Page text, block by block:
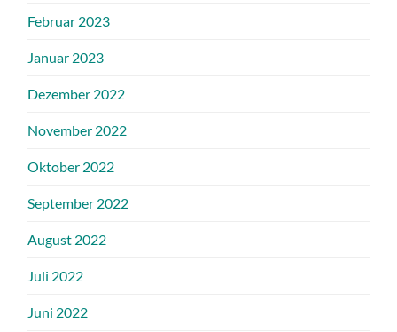
Februar 2023
Januar 2023
Dezember 2022
November 2022
Oktober 2022
September 2022
August 2022
Juli 2022
Juni 2022